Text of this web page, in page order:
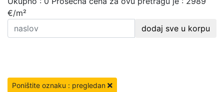
€/m²
dodaj sve u korpu
Poništite oznaku : pregledan